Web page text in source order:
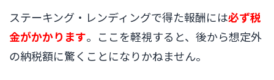
ステーキング・レンディングで得た報酬には必ず税
金がかかります。ここを軽視すると、後から想定外
の納税額に驚くことになりかねません。